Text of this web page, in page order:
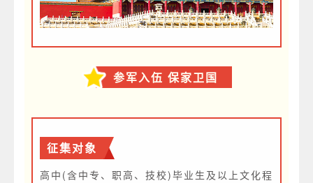
参军入伍 保家卫国
征集对象
高中(含中专、职高、技校)毕业生及以上文化程